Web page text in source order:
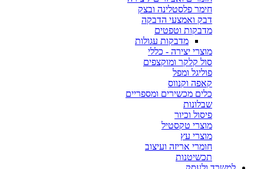
חימר פלסטלינה ובצק
דבק ואמצעי הדבקה
מדבקות וטפטים
מדבקות עגולות
מוצרי יצירה - כללי
סול קלקר ומוקצפים
פוליגל ומפל
קאפה וקנווס
כלים מכשירים ומספריים
שבלונות
פיסול וכיור
מוצרי טקסטיל
מוצרי עץ
חומרי אריזה ועיצוב
תכשיטנות